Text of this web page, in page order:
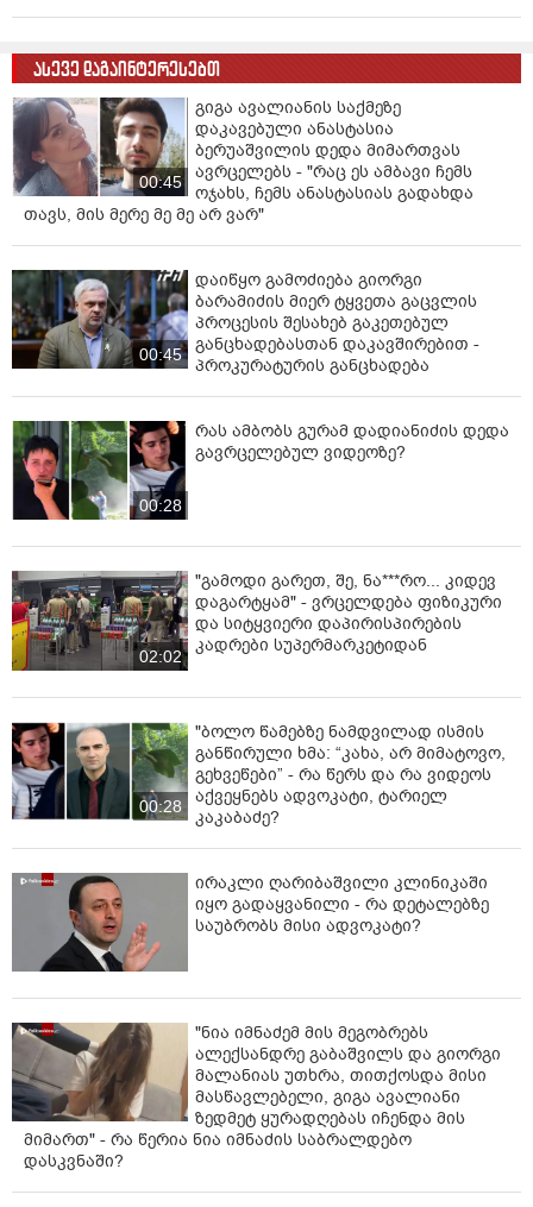
ასევე დაგაინტერესებთ
00:45
გიგა ავალიანის საქმეზე
დაკავებული ანასტასია
ბერუაშვილის დედა მიმართვას
ავრცელებს - "რაც ეს ამბავი ჩემს
ოჯახს, ჩემს ანასტასიას გადახდა
თავს, მის მერე მე მე არ ვარ"
00:45
დაიწყო გამოძიება გიორგი
ბარამიძის მიერ ტყვეთა გაცვლის
პროცესის შესახებ გაკეთებულ
განცხადებასთან დაკავშირებით -
პროკურატურის განცხადება
00:28
რას ამბობს გურამ დადიანიძის დედა
გავრცელებულ ვიდეოზე?
02:02
"გამოდი გარეთ, შე, ნა***რო... კიდევ
დაგარტყამ" - ვრცელდება ფიზიკური
და სიტყვიერი დაპირისპირების
კადრები სუპერმარკეტიდან
00:28
"ბოლო წამებზე ნამდვილად ისმის
განწირული ხმა: “კახა, არ მიმატოვო,
გეხვეწები” - რა წერს და რა ვიდეოს
აქვეყნებს ადვოკატი, ტარიელ
კაკაბაძე?
ირაკლი ღარიბაშვილი კლინიკაში
იყო გადაყვანილი - რა დეტალებზე
საუბრობს მისი ადვოკატი?
"ნია იმნაძემ მის მეგობრებს
ალექსანდრე გაბაშვილს და გიორგი
მალანიას უთხრა, თითქოსდა მისი
მასწავლებელი, გიგა ავალიანი
ზედმეტ ყურადღებას იჩენდა მის
მიმართ" - რა წერია ნია იმნაძის საბრალდებო
დასკვნაში?